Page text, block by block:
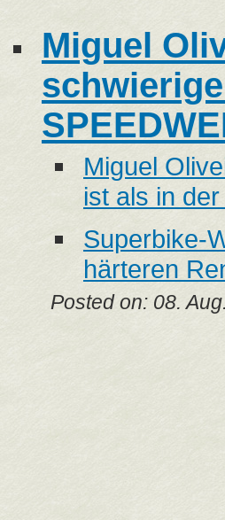
Miguel
Miguel
ist als in
Superbike-
härteren
Posted on: 08.